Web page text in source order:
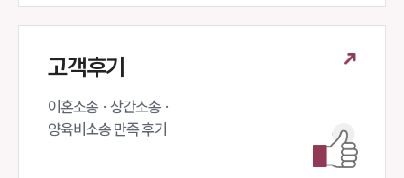
고객후기
이혼소송 · 상간소송 ·
양육비소송 만족 후기